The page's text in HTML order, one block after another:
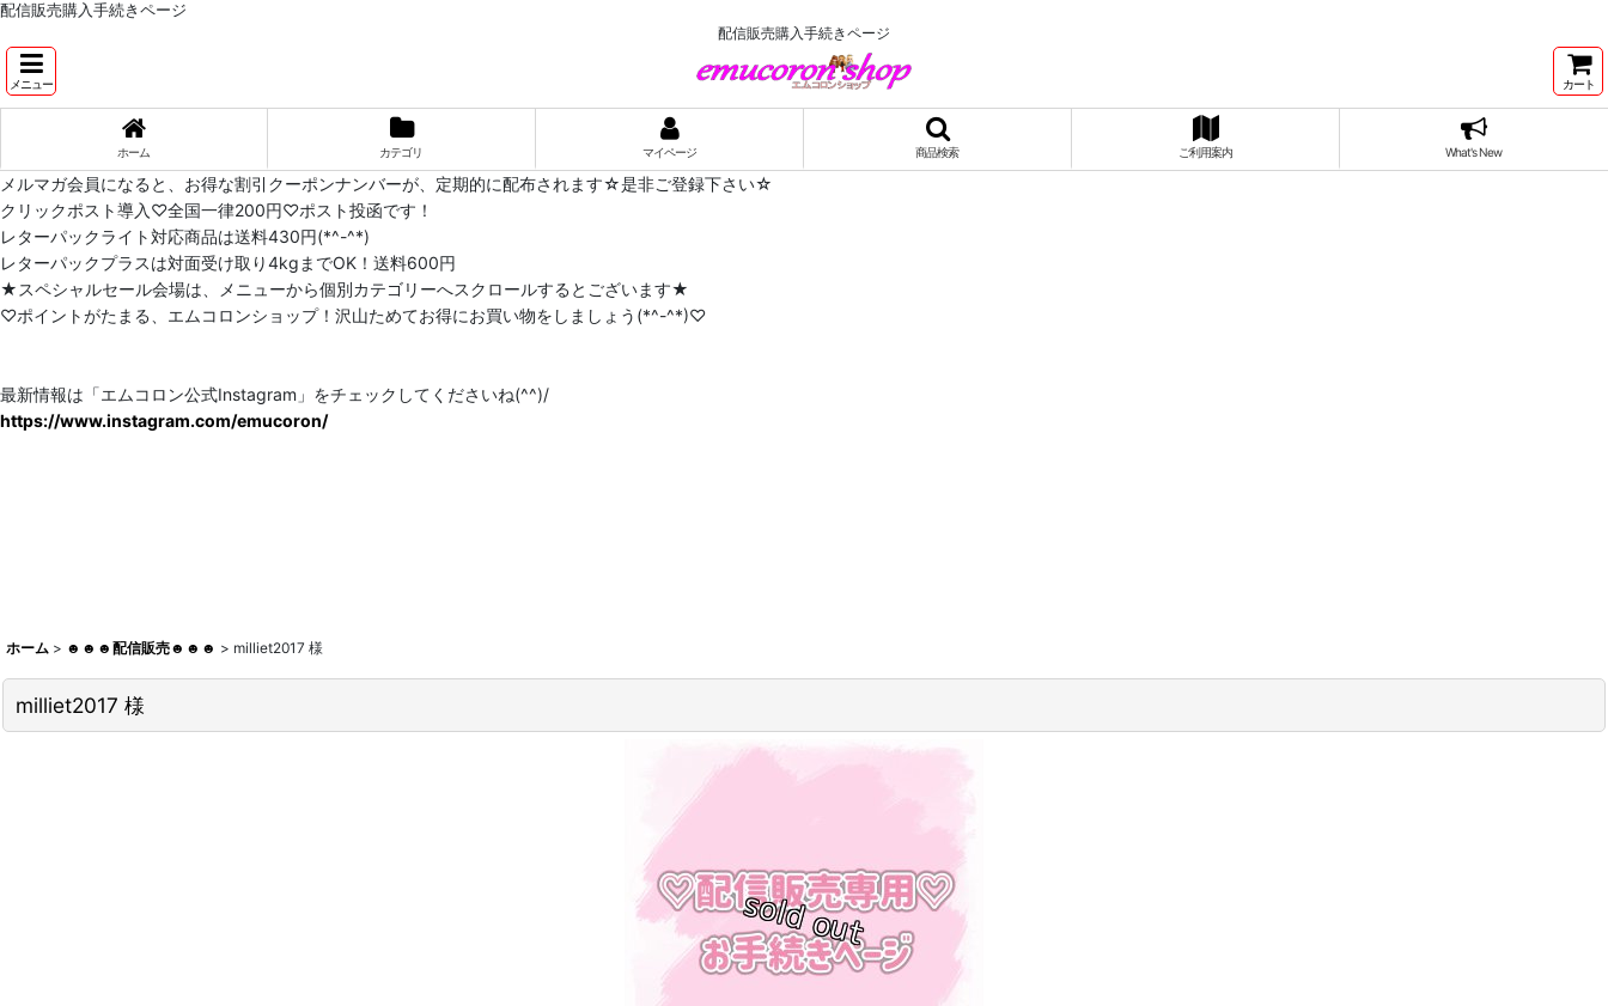
配信販売購入手続きページ
配信販売購入手続きページ
メニュー カート
ホーム カテゴリ マイページ 商品検索 ご利用案内 What's New
メルマガ会員になると、お得な割引クーポンナンバーが、定期的に配布されます☆是非ご登録下さい☆
クリックポスト導入♡全国一律200円♡ポスト投函です！
レターパックライト対応商品は送料430円(*^-^*)
レターパックプラスは対面受け取り4kgまでOK！送料600円
★スペシャルセール会場は、メニューから個別カテゴリーへスクロールするとございます★
♡ポイントがたまる、エムコロンショップ！沢山ためてお得にお買い物をしましょう(*^-^*)♡
最新情報は「エムコロン公式Instagram」をチェックしてくださいね(^^)/
https://www.instagram.com/emucoron/
ホーム > ☻☻☻配信販売☻☻☻ > milliet2017 様
milliet2017 様